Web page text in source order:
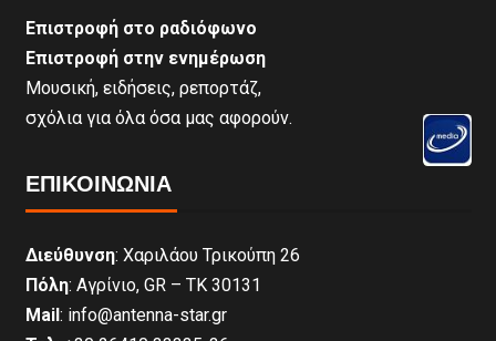
Επιστροφή στο ραδιόφωνο
Επιστροφή στην ενημέρωση
Μουσική, ειδήσεις, ρεπορτάζ,
σχόλια για όλα όσα μας αφορούν.
ΕΠΙΚΟΙΝΩΝΊΑ
Διεύθυνση: Χαριλάου Τρικούπη 26
Πόλη: Αγρίνιο, GR – ΤΚ 30131
Mail: info@antenna-star.gr